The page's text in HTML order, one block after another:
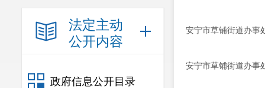
法定主动
公开内容
政府信息公开目录
安宁市草铺街道办事
安宁市草铺街道办事